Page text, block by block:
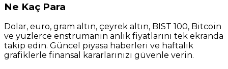
Ne Kaç Para
Dolar, euro, gram altın, çeyrek altın, BIST 100, Bitcoin
ve yüzlerce enstrümanın anlık fiyatlarını tek ekranda
takip edin. Güncel piyasa haberleri ve haftalık
grafiklerle finansal kararlarınızı güvenle verin.